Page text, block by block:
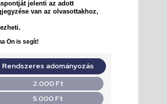
jelenti az adott
van az olvasottakhoz,
Ön is segít!